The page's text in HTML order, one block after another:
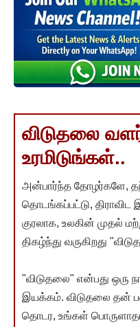
விடுதலை
உரமிடுங்கள்..
அன்பார்ந்த தோழர்களே,
தொடங்கப்பட்டு,
குரலாக, உலகின் முதல்
திகழ்ந்து வருகிறது
"விடுதலை" என்பது ஒரு
இயக்கம். விடுதலை தன்
தொடர, உங்கள்